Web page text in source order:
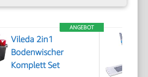
ANGEBOT
Vileda 2in1
Bodenwischer
Komplett Set